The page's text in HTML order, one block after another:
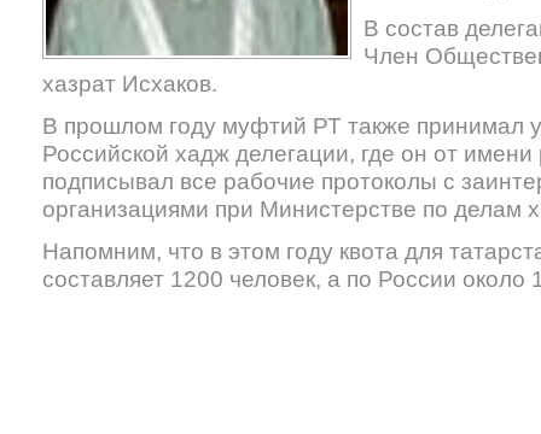
В состав
Член
хазрат Исхаков.
В прошлом году муфтий РТ также принимал
Российской хадж делегации, где он от
подписывал все рабочие протоколы с
организациями при Министерстве по делам
Напомним, что в этом году квота для
составляет 1200 человек, а по России около